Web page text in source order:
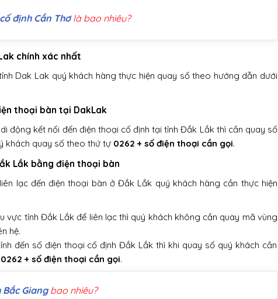
định Cần Thơlà bao nhiêu?
chính xác nhất
Dak Lak quý khách hàng thực hiện quay số theo hướng dẫn dưới
thoại bàn tại DakLak
động kết nối đến điện thoại cố định tại tỉnh Đắk Lắk thì cần quay số
khách quay số theo thứ tự 0262 + số điện thoại cần gọi.
Lắk bằng điện thoại bàn
lạc đến điện thoại bàn ở Đắk Lắk quý khách hàng cần thực hiện
vực tỉnh Đắk Lắk để liên lạc thì quý khách không cần quay mã vùng
hệ.
đến số điện thoại cố định Đắk Lắk thì khi quay số quý khách cần
0262 + số điện thoại cần gọi.
Giangbao nhiêu?